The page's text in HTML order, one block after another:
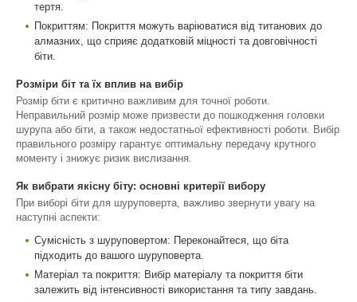
тертя.
Покриттям: Покриття можуть варіюватися від титанових до
алмазних, що сприяє додатковій міцності та довговічності
біти.
Розміри біт та їх вплив на вибір
Розмір біти є критично важливим для точної роботи.
Неправильний розмір може призвести до пошкодження головки
шурупа або біти, а також недостатньої ефективності роботи. Вибір
правильного розміру гарантує оптимальну передачу крутного
моменту і знижує ризик вислизання.
Як вибрати якісну біту: основні критерії вибору
При виборі біти для шуруповерта, важливо звернути увагу на
наступні аспекти:
Сумісність з шуруповертом: Переконайтеся, що біта
підходить до вашого шуруповерта.
Матеріал та покриття: Вибір матеріалу та покриття біти
залежить від інтенсивності використання та типу завдань.